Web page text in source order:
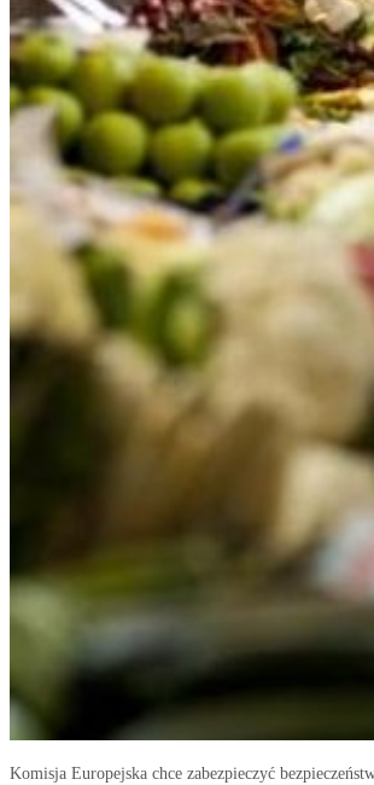
Komisja Europejska chce zabezpieczyć